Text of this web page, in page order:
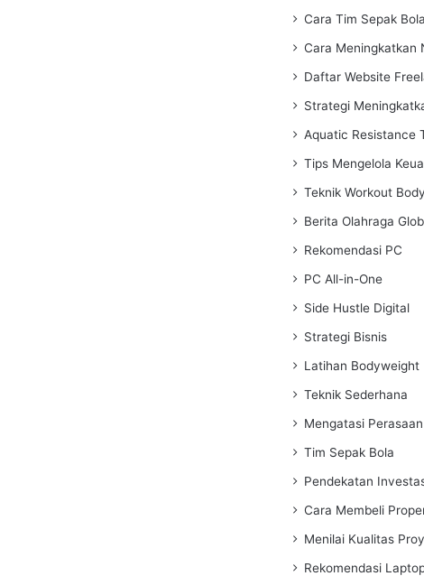
Cara Tim Sepak Bola
Cara Meningkatkan
Daftar Website
Strategi
Aquatic Resistance
Tips Mengelola
Teknik Workout
Berita Olahraga
Rekomendasi PC
PC All-in-One
Side Hustle Digital
Strategi Bisnis
Latihan Bodyweight
Teknik Sederhana
Mengatasi
Tim Sepak Bola
Pendekatan
Cara Membeli
Menilai Kualitas
Rekomendasi